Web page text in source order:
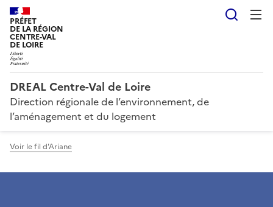
PRÉFET
DE LA RÉGION
CENTRE-VAL
DE LOIRE
DREAL Centre-Val de Loire
Direction régionale de l’environnement, de
l’aménagement et du logement
Voir le fil d'Ariane